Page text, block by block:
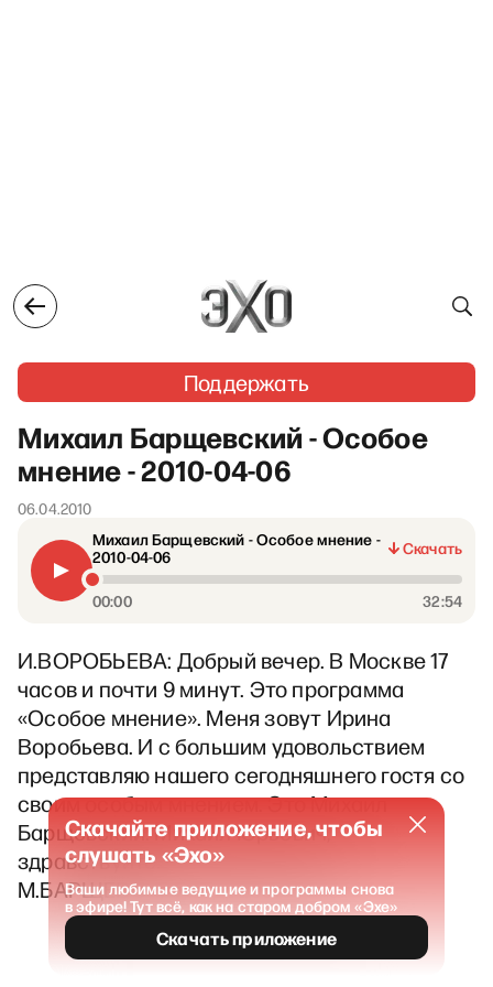
Поддержать
Михаил Барщевский - Особое
мнение - 2010-04-06
06.04.2010
Михаил Барщевский - Особое мнение -
2010-04-06
Скачать
00:00 32:54
И.ВОРОБЬЕВА: Добрый вечер. В Москве 17
часов и почти 9 минут. Это программа
«Особое мнение». Меня зовут Ирина
Воробьева. И с большим удовольствием
представляю нашего сегодняшнего гостя со
своим особым мнением. Это Михаил
Барщевский. Михаил Юрьевич,
здравствуйте.
М.БАРЩЕВСКИЙ: Здравствуйте.
Скачайте приложение, чтобы
слушать «Эхо»
Ваши любимые ведущие и программы снова
в эфире! Тут всё, как на старом добром «Эхе»
Скачать приложение